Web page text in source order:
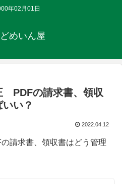
年02月01日
めいん屋
PDFの請求書、領収
い？
2022.04.12
請求書、領収書はどう管理